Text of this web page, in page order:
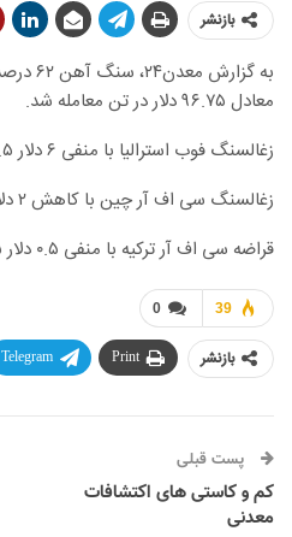
بازنشر
معادل ۹۶.۷۵ دلار در تن معامله شد.
زغالسنگ فوب استرالیا با منفی ۶ دلار ۲۴۲.۵ دلار در تن معامله شد.
زغالسنگ سی اف آر چین با کاهش ۲ دلاری ۲۲۲ دلار در تن معامله شد.
قراضه سی اف آر ترکیه با منفی ۰.۵ دلار ۳۷۵.۵ دلار در تن معامله شد.
0 39
بازنشر Print
Telegram
پست قبلی
کم و کاستی های اکتشافات
معدنی